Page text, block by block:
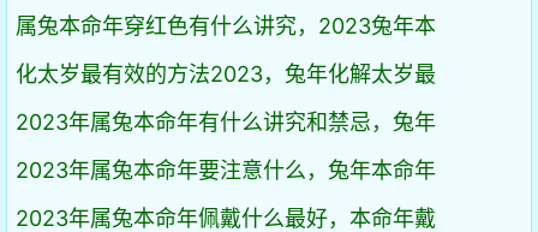
属兔本命年穿红色有什么讲究，2023兔年本
化太岁最有效的方法2023，兔年化解太岁最
2023年属兔本命年有什么讲究和禁忌，兔年
2023年属兔本命年要注意什么，兔年本命年
2023年属兔本命年佩戴什么最好，本命年戴